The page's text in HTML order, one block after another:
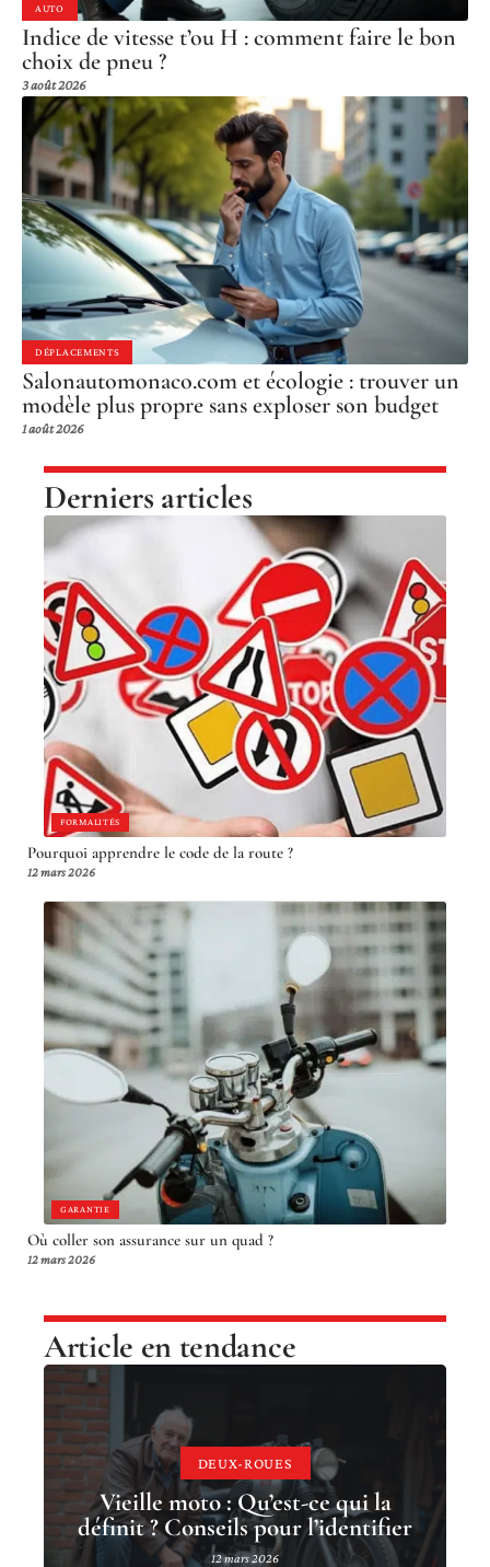
AUTO
Indice de vitesse t’ou H : comment faire le bon
choix de pneu ?
3 août 2026
DÉPLACEMENTS
Salonautomonaco.com et écologie : trouver un
modèle plus propre sans exploser son budget
1 août 2026
Derniers articles
FORMALITÉS
Pourquoi apprendre le code de la route ?
12 mars 2026
GARANTIE
Où coller son assurance sur un quad ?
12 mars 2026
Article en tendance
DEUX-ROUES
Vieille moto : Qu’est-ce qui la
définit ? Conseils pour l’identifier
12 mars 2026